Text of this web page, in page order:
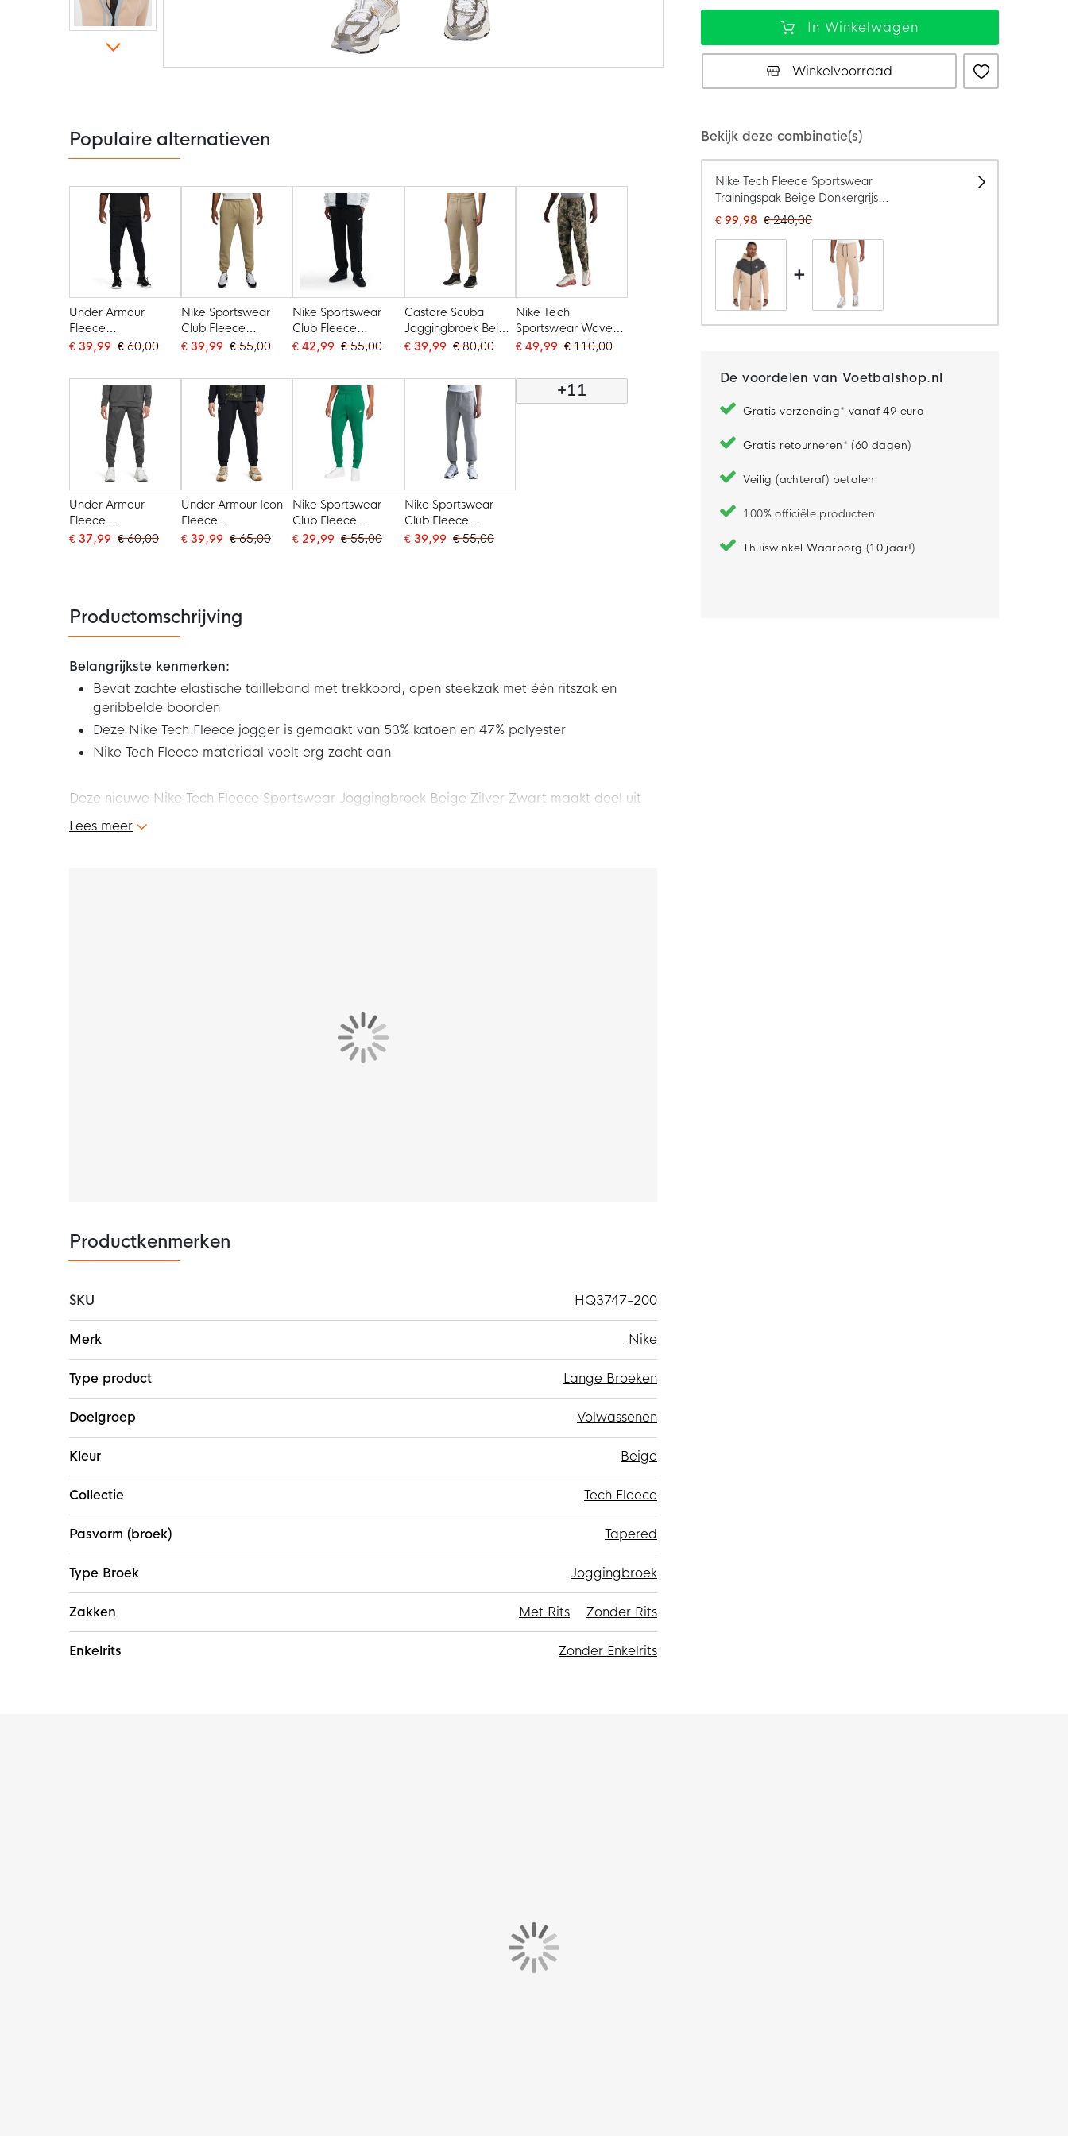
de
afbeeldingen-
gallerij
In Winkelwagen
Winkelvoorraad
Bekijk deze combinatie(s)
Nike Tech Fleece Sportswear
Trainingspak Beige Donkergrijs
Zilver Zwart
€ 99,98 € 240,00
+
De voordelen van Voetbalshop.nl
Gratis verzending* vanaf 49 euro
Gratis retourneren* (60 dagen)
Veilig (achteraf) betalen
100% officiële producten
Thuiswinkel Waarborg (10 jaar!)
Populaire alternatieven
Under Armour
Fleece
Joggingbroek Zwart
€ 39,99 € 60,00
Nike Sportswear
Club Fleece
Joggingbroek Beige
€ 39,99 € 55,00
Nike Sportswear
Club Fleece
Joggingbroek Zwart
€ 42,99 € 55,00
Castore Scuba
Joggingbroek Beige
Zwart
€ 39,99 € 80,00
Nike Tech
Sportswear Woven
Joggingbroek Camo
€ 49,99 € 110,00
Under Armour
Fleece
Joggingbroek Grijs
€ 37,99 € 60,00
Under Armour Icon
Fleece
Joggingbroek Zwart
€ 39,99 € 65,00
Nike Sportswear
Club Fleece
Joggingbroek Groen
€ 29,99 € 55,00
Nike Sportswear
Club Fleece
Joggingbroek Grijs
€ 39,99 € 55,00
+11
Productomschrijving
Belangrijkste kenmerken:
Bevat zachte elastische tailleband met trekkoord, open steekzak met één ritszak en
geribbelde boorden
Deze Nike Tech Fleece jogger is gemaakt van 53% katoen en 47% polyester
Nike Tech Fleece materiaal voelt erg zacht aan
Deze nieuwe Nike Tech Fleece Sportswear Joggingbroek Beige Zilver Zwart maakt deel uit
van de Nike Tech Fleece collectie. Nike Tech Fleece is een innovatieve thermische constructie,
gemaakt van materiaal dat de warmte vasthoudt tegen het lichaam, voor een warm gevoel
Deze Nike Tech Fleece jogger is verstelbaar door de zachte, elastische tailleband met
trekkoord. De hoge geribde boorden zorgen ervoor dat de broek goed blijft zitten en je je
sneakers kunt showen. Er is een open steekzak aanwezig met één ritszak. In de ritszak zit een
Lees meer
Productkenmerken
SKU
HQ3747-200
informatie
Merk Nike
Type product Lange Broeken
Doelgroep Volwassenen
Kleur Beige
Collectie Tech Fleece
Pasvorm (broek) Tapered
Type Broek Joggingbroek
Zakken Met Rits Zonder Rits
Enkelrits Zonder Enkelrits